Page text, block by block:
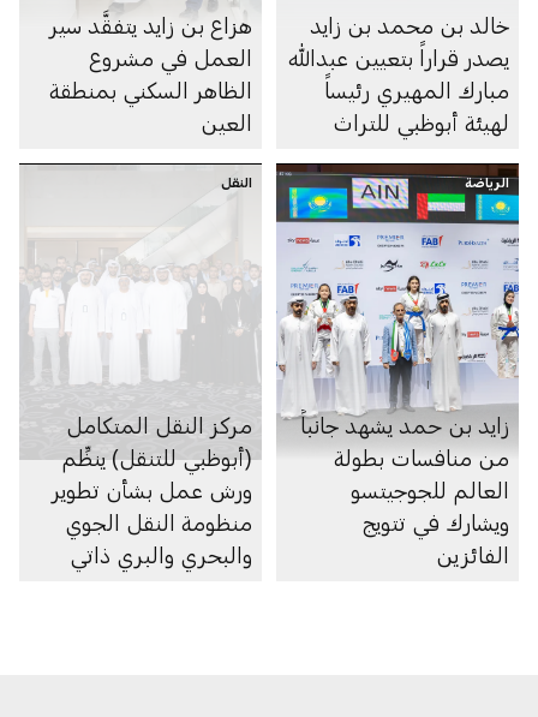
خالد بن محمد بن زايد
يصدر قراراً بتعيين عبدالله
مبارك المهيري رئيساً
لهيئة أبوظبي للتراث
هزاع بن زايد يتفقَّد سير
العمل في مشروع
الظاهر السكني بمنطقة
العين
الرياضة
زايد بن حمد يشهد جانباً
من منافسات بطولة
العالم للجوجيتسو
ويشارك في تتويج
الفائزين
النقل
مركز النقل المتكامل
(أبوظبي للتنقل) ينظِّم
ورش عمل بشأن تطوير
منظومة النقل الجوي
والبحري والبري ذاتي